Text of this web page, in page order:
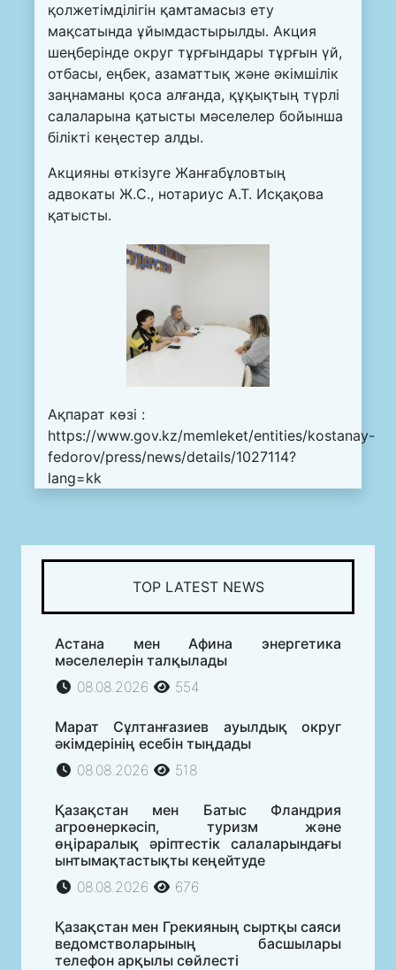
қолжетімділігін қамтамасыз ету
мақсатында ұйымдастырылды. Акция
шеңберінде округ тұрғындары тұрғын үй,
отбасы, еңбек, азаматтық және әкімшілік
заңнаманы қоса алғанда, құқықтың түрлі
салаларына қатысты мәселелер бойынша
білікті кеңестер алды.
Акцияны өткізуге Жанғабұловтың
адвокаты Ж.С., нотариус А.Т. Исқақова
қатысты.
Ақпарат көзі :
https://www.gov.kz/memleket/entities/kostanay-
fedorov/press/news/details/1027114?
lang=kk
TOP LATEST NEWS
Астана мен Афина энергетика
мәселелерін талқылады
08.08.2026
554
Марат Сұлтанғазиев ауылдық округ
әкімдерінің есебін тыңдады
08.08.2026
518
Қазақстан мен Батыс Фландрия
агроөнеркәсіп, туризм және
өңіраралық әріптестік салаларындағы
ынтымақтастықты кеңейтуде
08.08.2026
676
Қазақстан мен Грекияның сыртқы саяси
ведомстволарының басшылары
телефон арқылы сөйлесті